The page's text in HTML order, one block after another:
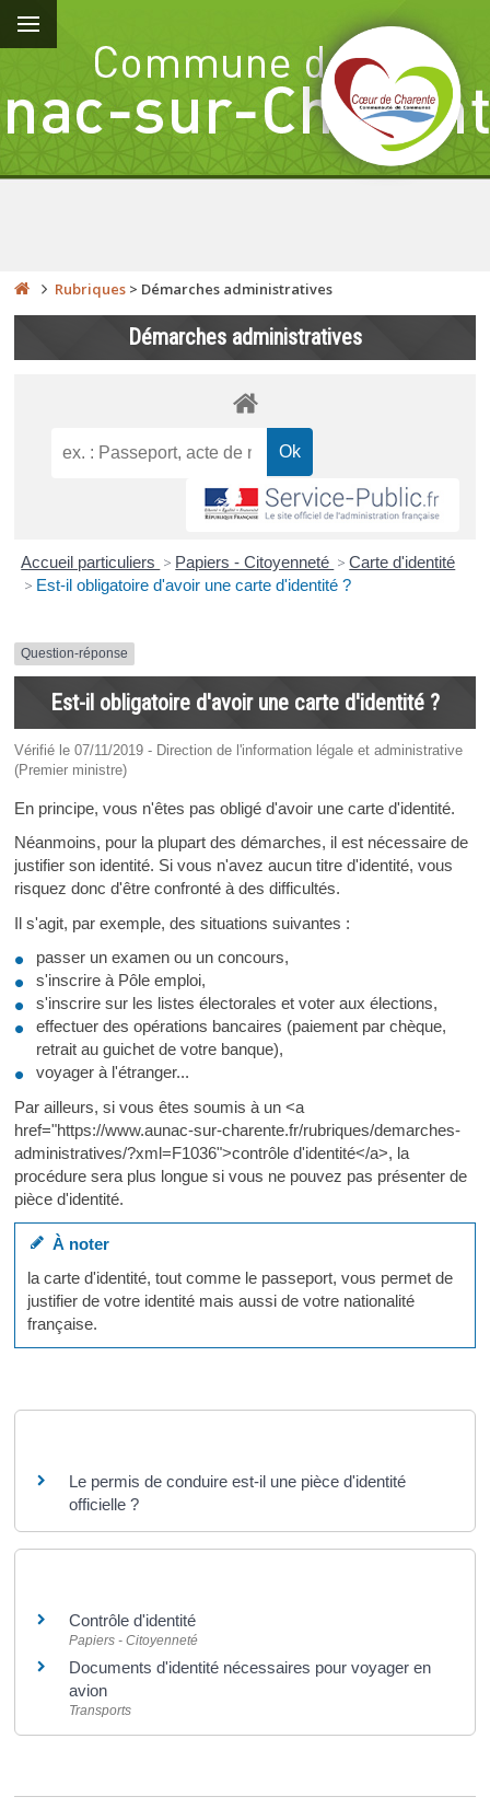
Rubriques > Démarches administratives
Démarches administratives
Accueil particuliers > Papiers - Citoyenneté > Carte d'identité
> Est-il obligatoire d'avoir une carte d'identité ?
Question-réponse
Est-il obligatoire d'avoir une carte d'identité ?
Vérifié le 07/11/2019 - Direction de l'information légale et administrative
(Premier ministre)
En principe, vous n'êtes pas obligé d'avoir une carte d'identité.
Néanmoins, pour la plupart des démarches, il est nécessaire de
justifier son identité. Si vous n'avez aucun titre d'identité, vous
risquez donc d'être confronté à des difficultés.
Il s'agit, par exemple, des situations suivantes :
passer un examen ou un concours,
s'inscrire à Pôle emploi,
s'inscrire sur les listes électorales et voter aux élections,
effectuer des opérations bancaires (paiement par chèque,
retrait au guichet de votre banque),
voyager à l'étranger...
Par ailleurs, si vous êtes soumis à un <a
href="https://www.aunac-sur-charente.fr/rubriques/demarches-
administratives/?xml=F1036">contrôle d'identité</a>, la
procédure sera plus longue si vous ne pouvez pas présenter de
pièce d'identité.
À noter
la carte d'identité, tout comme le passeport, vous permet de
justifier de votre identité mais aussi de votre nationalité
française.
Le permis de conduire est-il une pièce d'identité
officielle ?
Contrôle d'identité
Papiers - Citoyenneté
Documents d'identité nécessaires pour voyager en
avion
Transports